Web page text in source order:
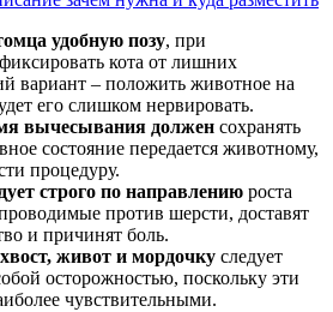
удобную позу, при
кота от лишних
вариант – положить животное на
его слишком нервировать.
вычесывания должен сохранять
состояние передается животному,
процедуру.
строго по направлению роста
против шерсти, доставят
и причинят боль.
живот и мордочку следует
осторожностью, поскольку эти
чувствительными.